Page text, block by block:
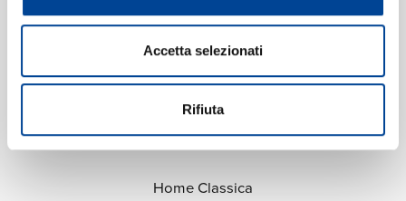
Accetta selezionati
Rifiuta
Etichetta:Decca
Home Classica